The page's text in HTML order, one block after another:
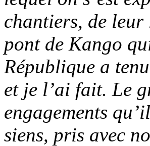
chantiers, de
pont de Kango
République a
et je l’ai fait. Le
engagements
siens, pris avec